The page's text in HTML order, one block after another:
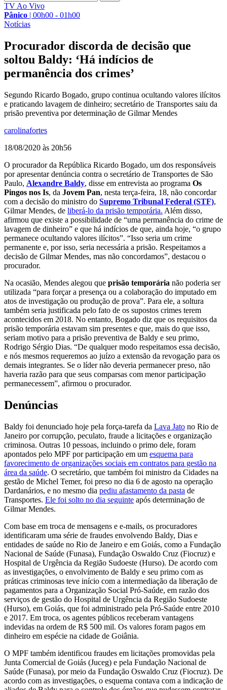
TV Ao Vivo
Pânico | 00h00 - 01h00
Notícias
Procurador discorda de decisão que
soltou Baldy: ‘Há indícios de
permanência dos crimes’
Segundo Ricardo Bogado, grupo continua ocultando valores ilícitos
e praticando lavagem de dinheiro; secretário de Transportes saiu da
prisão preventiva por determinação de Gilmar Mendes
carolinafortes
18/08/2020 às 20h56
O procurador da República Ricardo Bogado, um dos responsáveis
por apresentar denúncia contra o secretário de Transportes de São
Paulo, Alexandre Baldy, disse em entrevista ao programa Os
Pingos nos Is, da Jovem Pan, nesta terça-feira, 18, não concordar
com a decisão do ministro do Supremo Tribunal Federal (STF),
Gilmar Mendes, de liberá-lo da prisão temporária. Além disso,
afirmou que existe a possibilidade de “uma permanência do crime de
lavagem de dinheiro” e que há indícios de que, ainda hoje, “o grupo
permanece ocultando valores ilícitos”. “Isso seria um crime
permanente e, por isso, seria necessária a prisão. Respeitamos a
decisão de Gilmar Mendes, mas não concordamos”, destacou o
procurador.
Na ocasião, Mendes alegou que prisão temporária não poderia ser
utilizada “para forçar a presença ou a colaboração do imputado em
atos de investigação ou produção de prova”. Para ele, a soltura
também seria justificada pelo fato de os supostos crimes terem
acontecidos em 2018. No entanto, Bogado diz que os requisitos da
prisão temporária estavam sim presentes e que, mais do que isso,
seriam motivo para a prisão preventiva de Baldy e seu primo,
Rodrigo Sérgio Dias. “De qualquer modo respeitamos essa decisão,
e nós mesmos requeremos ao juízo a extensão da revogação para os
demais integrantes. Se o líder não deveria permanecer preso, não
haveria razão para que seus comparsas com menor participação
permanecessem”, afirmou o procurador.
Denúncias
Baldy foi denunciado hoje pela força-tarefa da Lava Jato no Rio de
Janeiro por corrupção, peculato, fraude a licitações e organização
criminosa. Outras 10 pessoas, incluindo o primo dele, foram
apontados pelo MPF por participação em um esquema para
favorecimento de organizações sociais em contratos para gestão na
área da saúde. O secretário, que também foi ministro da Cidades na
gestão de Michel Temer, foi preso no dia 6 de agosto na operação
Dardanários, e no mesmo dia pediu afastamento da pasta de
Transportes. Ele foi solto no dia seguinte após determinação de
Gilmar Mendes.
Com base em troca de mensagens e e-mails, os procuradores
identificaram uma série de fraudes envolvendo Baldy, Dias e
entidades de saúde no Rio de Janeiro e em Goiás, como a Fundação
Nacional de Saúde (Funasa), Fundação Oswaldo Cruz (Fiocruz) e
Hospital de Urgência da Região Sudoeste (Hurso). De acordo com
as investigações, o envolvimento de Baldy e seu primo com as
práticas criminosas teve início com a intermediação da liberação de
pagamentos para a Organização Social Pró-Saúde, em razão dos
serviços de gestão do Hospital de Urgência da Região Sudoeste
(Hurso), em Goiás, que foi administrado pela Pró-Saúde entre 2010
e 2017. Em troca, os agentes públicos receberam vantagens
indevidas na ordem de R$ 500 mil. Os valores foram pagos em
dinheiro em espécie na cidade de Goiânia.
O MPF também identificou fraudes em licitações promovidas pela
Junta Comercial de Goiás (Juceg) e pela Fundação Nacional de
Saúde (Funasa), por meio da Fundação Oswaldo Cruz (Fiocruz). De
acordo com as investigações, o esquema contava com a indicação de